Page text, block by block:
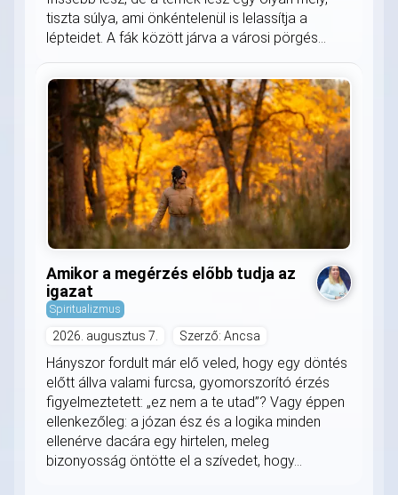
tiszta súlya, ami önkéntelenül is lelassítja a
lépteidet. A fák között járva a városi pörgés...
Amikor a megérzés előbb tudja az
igazat
Spiritualizmus
2026. augusztus 7. Szerző: Ancsa
Hányszor fordult már elő veled, hogy egy döntés
előtt állva valami furcsa, gyomorszorító érzés
figyelmeztetett: „ez nem a te utad”? Vagy éppen
ellenkezőleg: a józan ész és a logika minden
ellenérve dacára egy hirtelen, meleg
bizonyosság öntötte el a szívedet, hogy...